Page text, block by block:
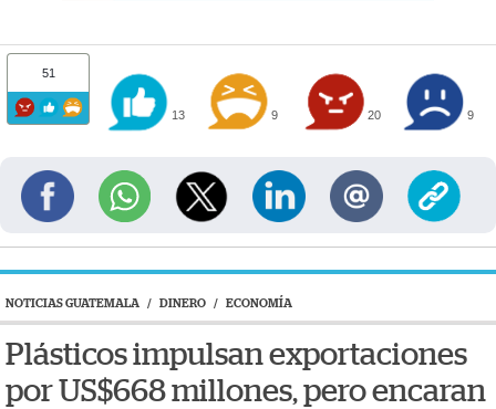
51
13 9 20 9
NOTICIAS GUATEMALA / DINERO / ECONOMÍA
Plásticos impulsan exportaciones
por US$668 millones, pero encaran